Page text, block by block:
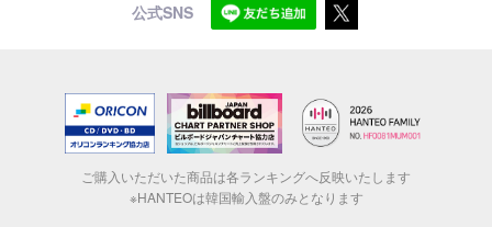
公式SNS
ご購入いただいた商品は各ランキングへ反映いたします
※HANTEOは韓国輸入盤のみとなります